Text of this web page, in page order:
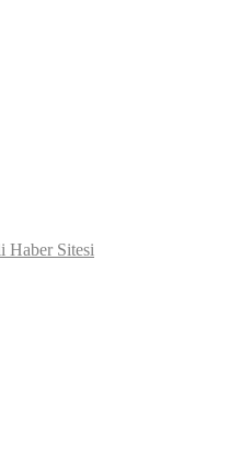
Haber Sitesi